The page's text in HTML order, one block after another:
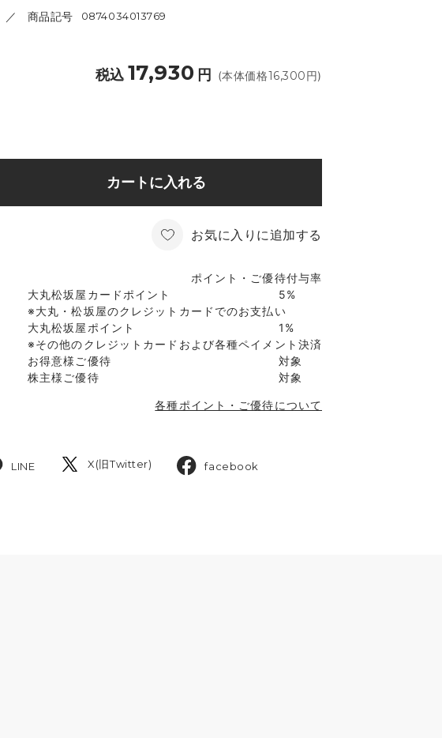
商品記号 0874034013769
税込17,930 円 (本体価格16,300円)
カートに入れる
お気に入りに追加する
ポイント・ご優待付与率
大丸松坂屋カードポイント
5%
※大丸・松坂屋のクレジットカードでのお支払い
大丸松坂屋ポイント
1%
※その他のクレジットカードおよび各種ペイメント決済
お得意様ご優待
対象
株主様ご優待
対象
各種ポイント・ご優待について
LINE X(旧Twitter) facebook